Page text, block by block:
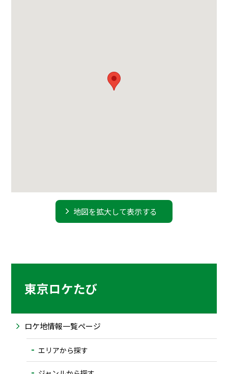
地図を拡大して表示する
東京ロケたび
ロケ地情報一覧ページ
エリアから探す